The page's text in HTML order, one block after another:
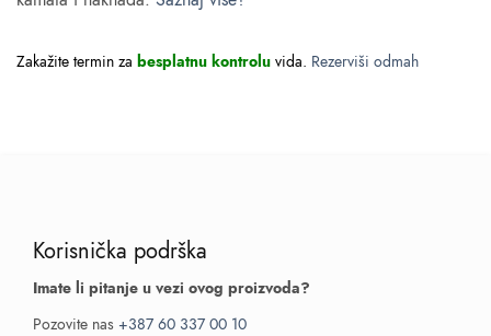
Zakažite termin zabesplatnu kontrolu vida. Rezerviši odmah
Korisnička podrška
Imate li pitanje u vezi ovog proizvoda?
Pozovite nas +387 60 337 00 10